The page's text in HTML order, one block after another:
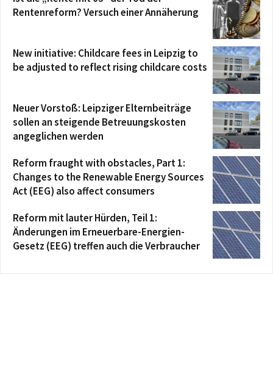
Rentenreform? Versuch einer Annäherung
New initiative: Childcare fees in Leipzig to
be adjusted to reflect rising childcare costs
Neuer Vorstoß: Leipziger Elternbeiträge
sollen an steigende Betreuungskosten
angeglichen werden
Reform fraught with obstacles, Part 1:
Changes to the Renewable Energy Sources
Act (EEG) also affect consumers
Reform mit lauter Hürden, Teil 1:
Änderungen im Erneuerbare-Energien-
Gesetz (EEG) treffen auch die Verbraucher